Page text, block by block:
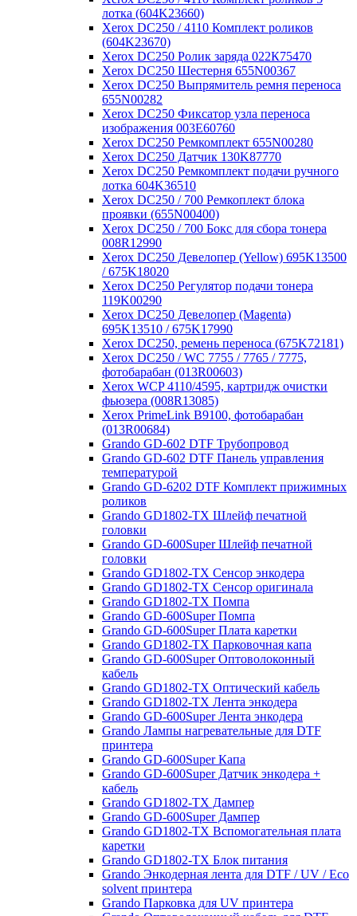
лотка (604K23660)
Xerox DC250 / 4110 Комплект роликов
(604K23670)
Xerox DC250 Ролик заряда 022К75470
Xerox DC250 Шестерня 655N00367
Xerox DC250 Выпрямитель ремня переноса
655N00282
Xerox DC250 Фиксатор узла переноса
изображения 003E60760
Xerox DC250 Ремкомплект 655N00280
Xerox DC250 Датчик 130K87770
Xerox DC250 Ремкомплект подачи ручного
лотка 604K36510
Xerox DC250 / 700 Ремкоплект блока
проявки (655N00400)
Xerox DC250 / 700 Бокс для сбора тонера
008R12990
Xerox DC250 Девелопер (Yellow) 695K13500
/ 675K18020
Xerox DC250 Регулятор подачи тонера
119K00290
Xerox DC250 Девелопер (Magenta)
695K13510 / 675K17990
Xerox DC250, ремень переноса (675K72181)
Xerox DC250 / WC 7755 / 7765 / 7775,
фотобарабан (013R00603)
Xerox WCP 4110/4595, картридж очистки
фьюзера (008R13085)
Xerox PrimeLink B9100, фотобарабан
(013R00684)
Grando GD-602 DTF Трубопровод
Grando GD-602 DTF Панель управления
температурой
Grando GD-6202 DTF Комплект прижимных
роликов
Grando GD1802-TX Шлейф печатной
головки
Grando GD-600Super Шлейф печатной
головки
Grando GD1802-TX Сенсор энкодера
Grando GD1802-TX Сенсор оригинала
Grando GD1802-TX Помпа
Grando GD-600Super Помпа
Grando GD-600Super Плата каретки
Grando GD1802-TX Парковочная капа
Grando GD-600Super Оптоволоконный
кабель
Grando GD1802-TX Оптический кабель
Grando GD1802-TX Лента энкодера
Grando GD-600Super Лента энкодера
Grando Лампы нагревательные для DTF
принтера
Grando GD-600Super Капа
Grando GD-600Super Датчик энкодера +
кабель
Grando GD1802-TX Дампер
Grando GD-600Super Дампер
Grando GD1802-TX Вспомогательная плата
каретки
Grando GD1802-TX Блок питания
Grando Энкодерная лента для DTF / UV / Eco
solvent принтера
Grando Парковка для UV принтера